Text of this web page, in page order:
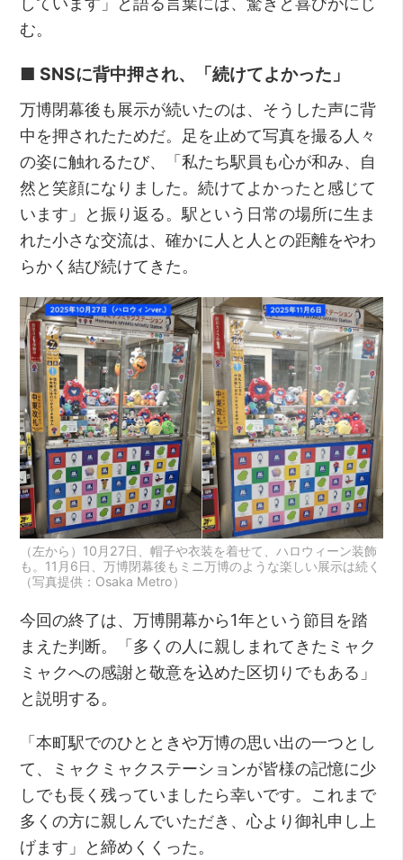
む。
■ SNSに背中押され、「続けてよかった」
万博閉幕後も展示が続いたのは、そうした声に背
中を押されたためだ。足を止めて写真を撮る人々
の姿に触れるたび、「私たち駅員も心が和み、自
然と笑顔になりました。続けてよかったと感じて
います」と振り返る。駅という日常の場所に生ま
れた小さな交流は、確かに人と人との距離をやわ
らかく結び続けてきた。
（左から）10月27日、帽子や衣装を着せて、ハロウィーン装飾
も。11月6日、万博閉幕後もミニ万博のような楽しい展示は続く
（写真提供：Osaka Metro）
今回の終了は、万博開幕から1年という節目を踏
まえた判断。「多くの人に親しまれてきたミャク
ミャクへの感謝と敬意を込めた区切りでもある」
と説明する。
「本町駅でのひとときや万博の思い出の一つとし
て、ミャクミャクステーションが皆様の記憶に少
しでも長く残っていましたら幸いです。これまで
多くの方に親しんでいただき、心より御礼申し上
げます」と締めくくった。